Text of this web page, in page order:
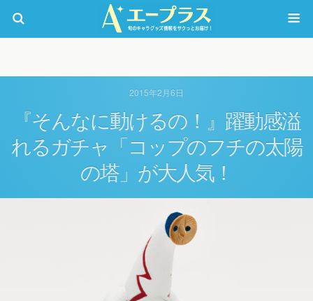
2015年2月6日
『そんなに動けるの！』躍動感溢
れるガチャ「コップのフチの太陽
の塔」が大人気！